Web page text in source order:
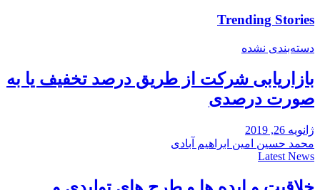
Trending Stories
دسته‌بندی نشده
بازاریابی شرکت از طریق درصد تخفیف یا به
صورت درصدی
ژانویه 26, 2019
محمد حسین امین ابراهیم آبادی
Latest News